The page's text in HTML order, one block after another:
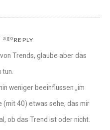
agoREPLY
Trends, glaube aber das
weniger beeinflussen „im
(mit 40) etwas sehe, das mir
ob das Trend ist oder nicht.